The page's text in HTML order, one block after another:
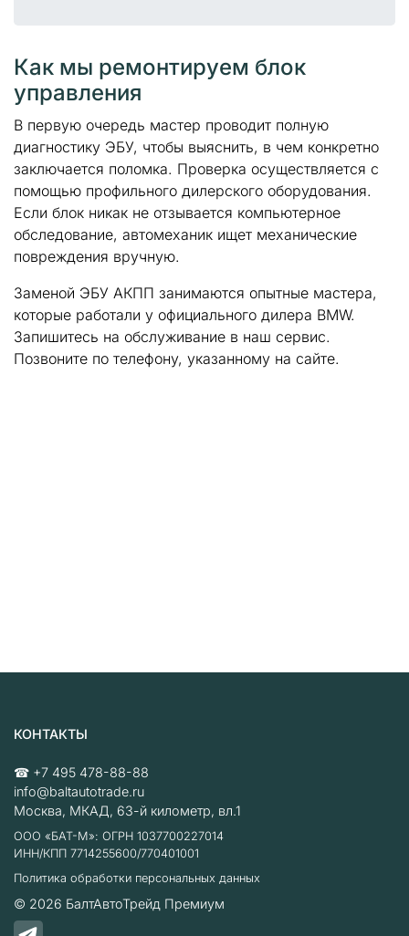
Как мы ремонтируем блок
управления
В первую очередь мастер проводит полную
диагностику ЭБУ, чтобы выяснить, в чем конкретно
заключается поломка. Проверка осуществляется с
помощью профильного дилерского оборудования.
Если блок никак не отзывается компьютерное
обследование, автомеханик ищет механические
повреждения вручную.
Заменой ЭБУ АКПП занимаются опытные мастера,
которые работали у официального дилера BMW.
Запишитесь на обслуживание в наш сервис.
Позвоните по телефону, указанному на сайте.
КОНТАКТЫ
☎ +7 495 478-88-88
info@baltautotrade.ru
Москва, МКАД, 63-й километр, вл.1
ООО «БАТ-М»: ОГРН 1037700227014
ИНН/КПП 7714255600/770401001
Политика обработки персональных данных
© 2026 БалтАвтоТрейд Премиум